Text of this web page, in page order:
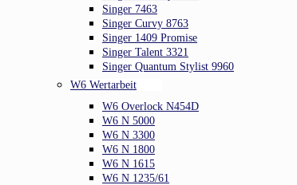
Singer 7463
Singer Curvy 8763
Singer 1409 Promise
Singer Talent 3321
Singer Quantum Stylist 9960
W6 Wertarbeit
W6 Overlock N454D
W6 N 5000
W6 N 3300
W6 N 1800
W6 N 1615
W6 N 1235/61